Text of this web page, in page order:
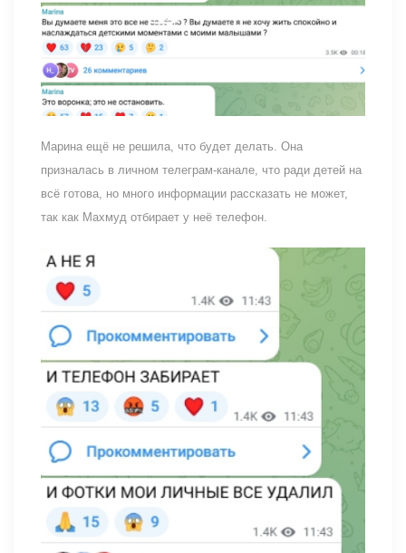
Марина ещё не решила, что будет делать. Она
призналась в личном телеграм-канале, что ради детей на
всё готова, но много информации рассказать не может,
так как Махмуд отбирает у неё телефон.